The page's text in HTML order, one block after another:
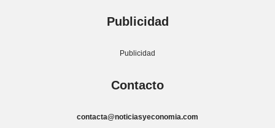
Publicidad
Publicidad
Contacto
contacta@noticiasyeconomia.com